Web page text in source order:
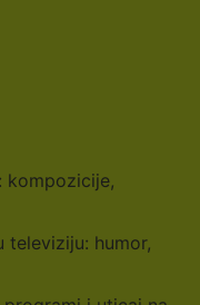
kompozicije,
televiziju: humor,